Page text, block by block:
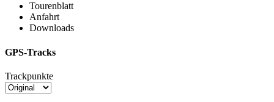
Tourenblatt
Anfahrt
Downloads
GPS-Tracks
Trackpunkte